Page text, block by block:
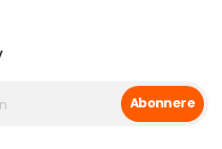
Abonnere